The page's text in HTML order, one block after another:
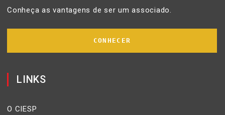
Conheça as vantagens de ser um associado.
CONHECER
LINKS
O CIESP